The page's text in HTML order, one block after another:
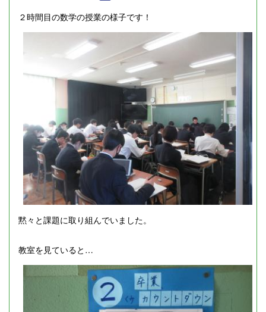
２時間目の数学の授業の様子です！
黙々と課題に取り組んでいました。
教室を見ていると…